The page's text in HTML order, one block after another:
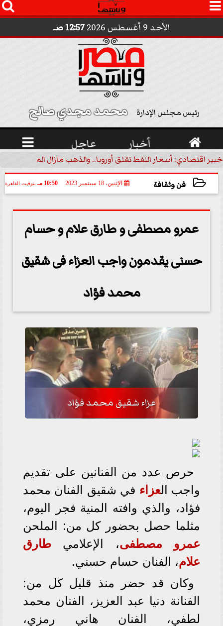
 
الأحد 9 أغسطس 2026 12:57 صـ
رئيس مجلس الإدارة محمد مجدي صالح
 أخبار عاجل 
خبير اقتصادي: أسعار النفط تقلق أوروبا.. والذهب مازال الملاذ الآمن |
فن وثقافة الإثنين، 18 سبتمبر 2023 10:50 مـ بتوقيت القاهرة
عمرو مصطفى و طارق علام و حسام
حسنى يقدمون واجب العزاء فى شقيق
محمد فؤاد
عزاء شقيق محمد فؤاد
حرص عدد من الفنانين على تقديم
واجب العزاء في شقيق الفنان محمد
فؤاد، والذي وافته المنية فجر اليوم،
مثلما حصل بحضور كل من: الملحن
عمرو مصطفى، الإعلامي طارق
علام، الفنان حسام حسني.
وكان قد حضر منذ قليل كل من:
الفنانة دنيا عبد العزيز، الفنان محمد
لطفي، الفنان هاني رمزي،